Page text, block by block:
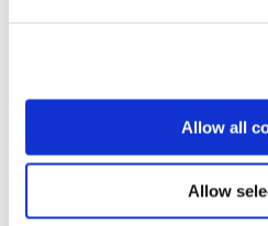
Allow all
Allow
Crédito de la imagen:
"Nuestra